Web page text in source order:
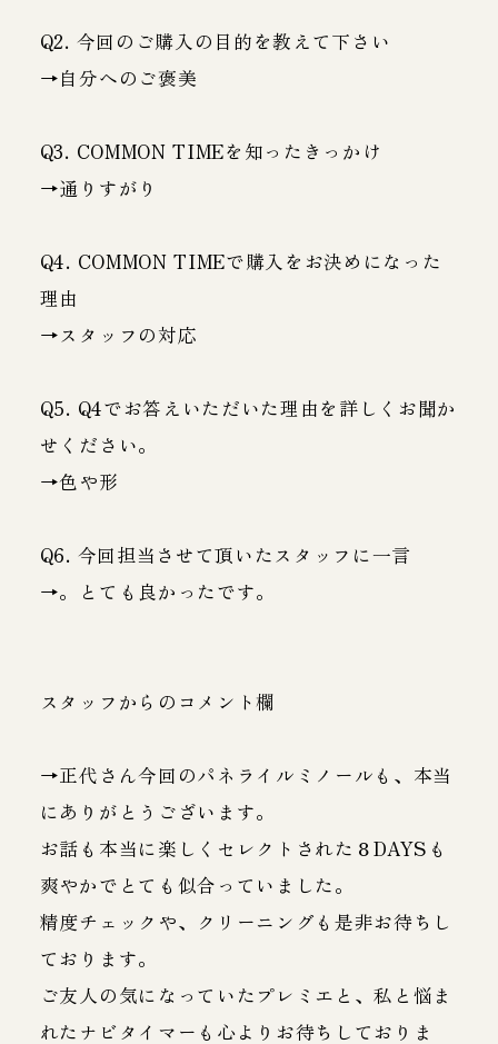
Q2. 今回のご購入の目的を教えて下さい
→自分へのご褒美
Q3. COMMON TIMEを知ったきっかけ
→通りすがり
Q4. COMMON TIMEで購入をお決めになった
理由
→スタッフの対応
Q5. Q4でお答えいただいた理由を詳しくお聞か
せください。
→色や形
Q6. 今回担当させて頂いたスタッフに一言
→。とても良かったです。
スタッフからのコメント欄
→正代さん今回のパネライルミノールも、本当
にありがとうございます。
お話も本当に楽しくセレクトされた８DAYSも
爽やかでとても似合っていました。
精度チェックや、クリーニングも是非お待ちし
ております。
ご友人の気になっていたプレミエと、私と悩ま
れたナビタイマーも心よりお待ちしておりま